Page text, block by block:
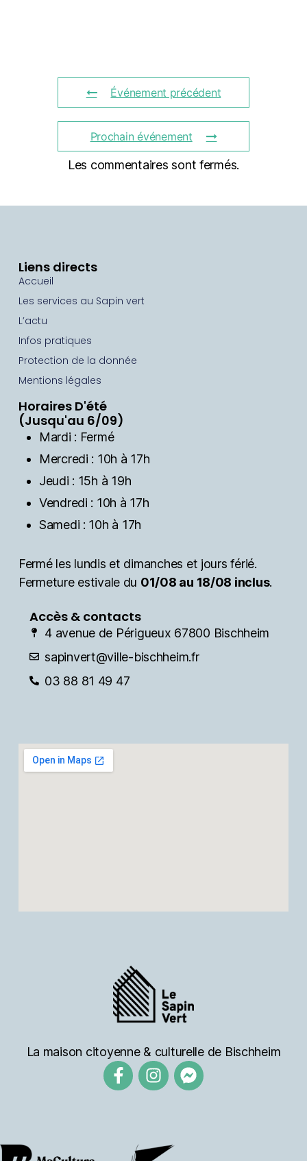
Événement précédent
Prochain événement
Les commentaires sont fermés.
La maison citoyenne & culturelle de Bischheim
Liens directs
Accueil
Les services au Sapin vert
L’actu
Infos pratiques
Protection de la donnée
Mentions légales
Horaires D'été
(Jusqu'au 6/09)
Mardi : Fermé
Mercredi : 10h à 17h
Jeudi : 15h à 19h
Vendredi : 10h à 17h
Samedi : 10h à 17h
Fermé les lundis et dimanches et jours férié.
Fermeture estivale du 01/08 au 18/08 inclus.
Accès & contacts
4 avenue de Périgueux 67800 Bischheim
sapinvert@ville-bischheim.fr
03 88 81 49 47